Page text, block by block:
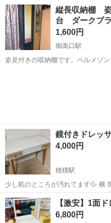
岐阜 岐阜市 ドレッサー
縦長収納棚
台 ダークブ
1,600円
御嵩口駅
姿見付きの収納棚です。ベルメゾ
鏡付きドレッ
4,000円
穂積駅
少し机のところが汚れてます💦 横 87cm 縦 45cm 奥行 38.5 椅子もつ
いてます!!
岐阜 瑞穂市 穂積駅 ド
【激安】1面
6,800円